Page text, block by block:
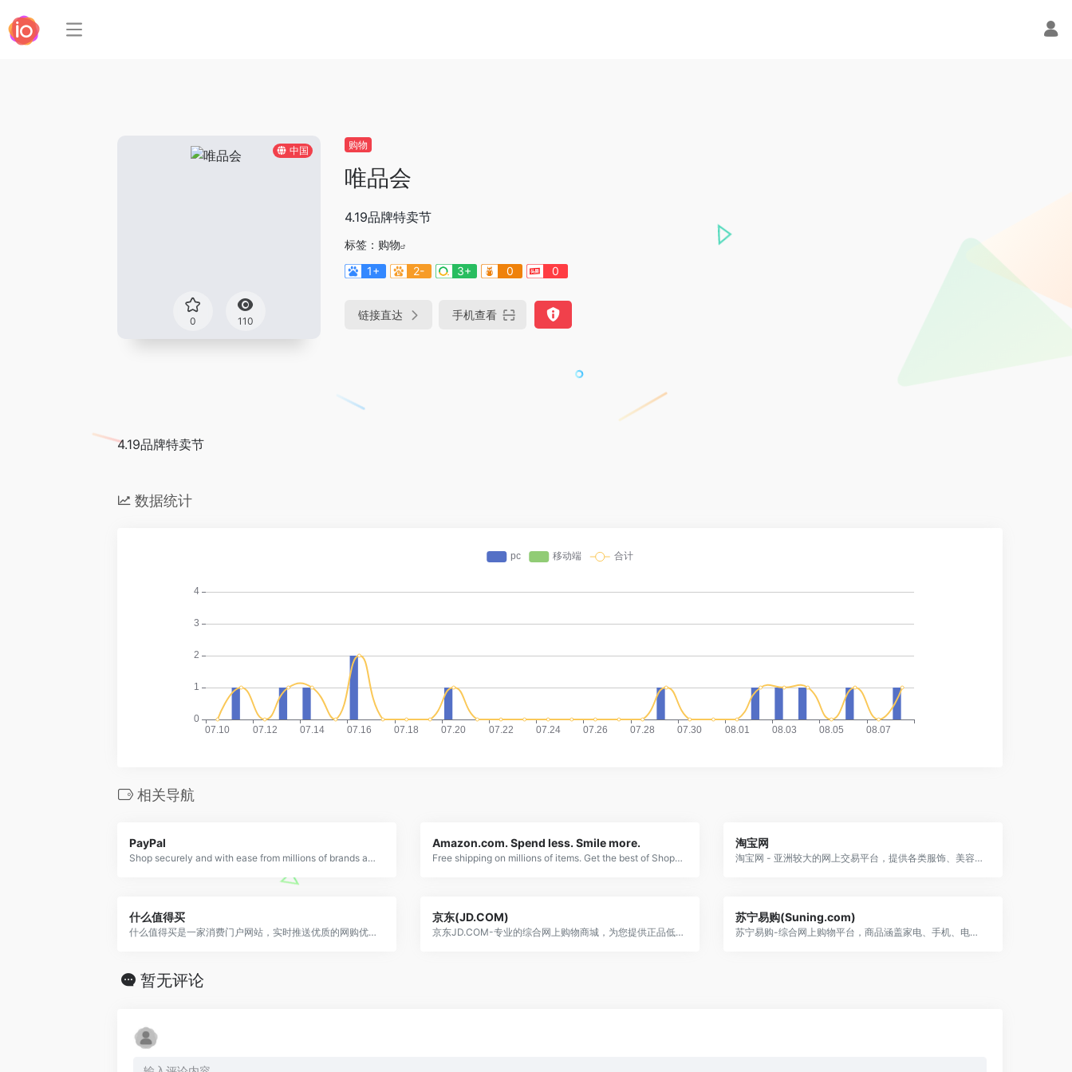
中国
0 110
购物
唯品会
4.19品牌特卖节
标签： 购物
1+
2- 3+ 0 0
链接直达 手机查看
4.19品牌特卖节
数据统计
相关导航
PayPal
Shop securely and with ease from millions of brands across the globe. PayPal has got you covered.
Amazon.com. Spend less. Smile more.
Free shipping on millions of items. Get the best of Shopping and Entertainment with Prime. Enjoy low prices and great deals on the largest selection of everyday essentials and other products, including fashion, home, beauty, electronics, Alexa Devices, sporting goods, toys, automotive, pets, baby, books, video games, musical instruments, office supplies, and more.
淘宝网
淘宝网 - 亚洲较大的网上交易平台，提供各类服饰、美容、家居、数码、话费/点卡充值… 数亿优质商品，同时提供担保交易(先收货后付款)等安全交易保障服务，并由商家提供退货承诺、破损补寄等消费者保障服务，让你安心享受网上购物乐趣！
什么值得买
什么值得买是一家消费门户网站，实时推送优质的网购优惠信息，真实的原创购物攻略，力求成为消费者心目中的“品质消费第一站”，内容涉及3C家电、家居生活、时尚运动、海淘、旅游、汽车、信用卡等多个领域，网购就上什么值得买，让您的消费更值！
京东(JD.COM)
京东JD.COM-专业的综合网上购物商城，为您提供正品低价的购物选择、优质便捷的服务体验。商品来自全球数十万品牌商家，囊括家电、手机、电脑、服装、居家、母婴、美妆、个护、食品、生鲜等丰富品类，满足各种购物需求。
苏宁易购(Suning.com)
苏宁易购-综合网上购物平台，商品涵盖家电、手机、电脑、超市、母婴、服装、百货、海外购等品类。送货更准时、价格更超值、上新货更快，正品行货、全国联保、可门店自提，全网更低价，让您放心去喜欢！
暂无评论